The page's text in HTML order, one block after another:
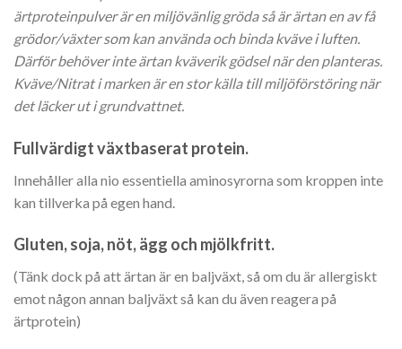
ärtproteinpulver är en miljövänlig gröda så är ärtan en av få
grödor/växter som kan använda och binda kväve i luften.
Därför behöver inte ärtan kväverik gödsel när den planteras.
Kväve/Nitrat i marken är en stor källa till miljöförstöring när
det läcker ut i grundvattnet.
Fullvärdigt växtbaserat protein.
Innehåller alla nio essentiella aminosyrorna som kroppen inte
kan tillverka på egen hand.
Gluten, soja, nöt, ägg och mjölkfritt.
(Tänk dock på att ärtan är en baljväxt, så om du är allergiskt
emot någon annan baljväxt så kan du även reagera på
ärtprotein)